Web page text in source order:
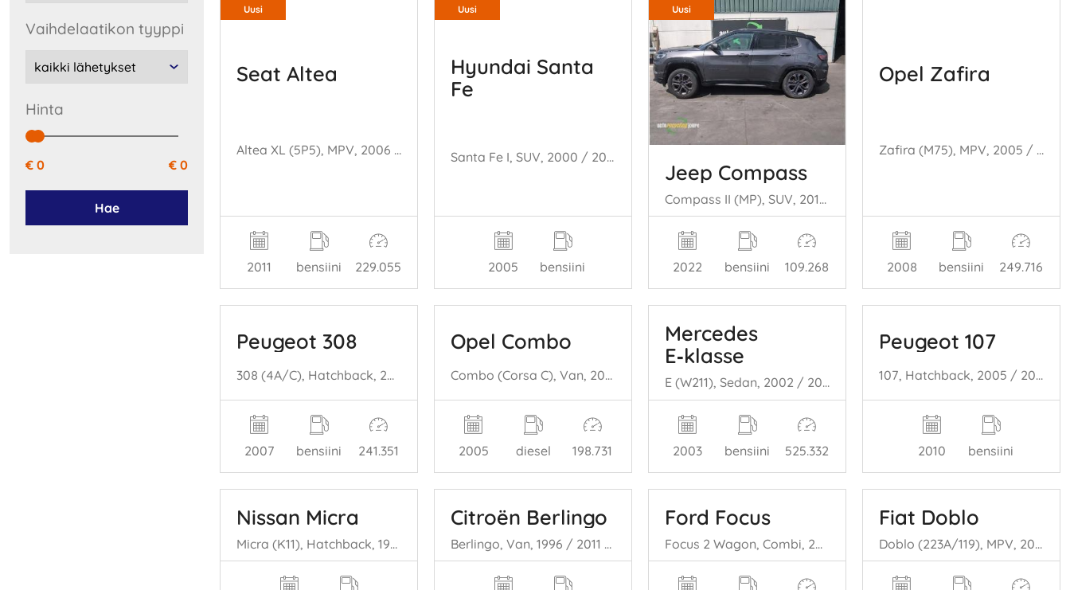
vaihdelaatikon tyyppi
hinta
€ 0 € 0
Hae
Uusi
Seat Altea
Altea XL (5P5), MPV, 2006 / 2015 1.4 TSI 16V
2011 bensiini 229.055
Uusi
Hyundai Santa
Fe
Santa Fe I, SUV, 2000 / 2006 2.0 16V 4x2
2005 bensiini
Uusi
Jeep Compass
Compass II (MP), SUV, 2016 1.3 4XE 240 16V 4x4
2022 bensiini 109.268
Opel Zafira
Zafira (M75), MPV, 2005 / 2015 1.8 16V Ecotec
2008 bensiini 249.716
Peugeot 308
308 (4A/C), Hatchback, 2007 / 2015 1.6 VTI 16V
2007 bensiini 241.351
Opel Combo
Combo (Corsa C), Van, 2001 / 2012 1.3 CDTI 16V
2005 diesel 198.731
Mercedes
E‑klasse
E (W211), Sedan, 2002 / 2008 1.8 E-200 K 16V
2003 bensiini 525.332
Peugeot 107
107, Hatchback, 2005 / 2014 1.0 12V
2010 bensiini
Nissan Micra
Micra (K11), Hatchback, 1992 / 2003 1.4 16V
Citroën Berlingo
Berlingo, Van, 1996 / 2011 1.4i
Ford Focus
Focus 2 Wagon, Combi, 2004 / 2012 1.6 TDCi 16V 100
Fiat Doblo
Doblo (223A/119), MPV, 2001 / 2010 1.2